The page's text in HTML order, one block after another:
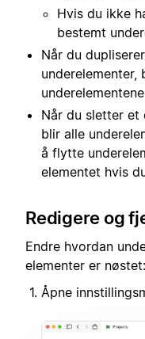
Hvis du ikke
bestemt
Når du
underelementer,
Når du sletter et
blir alle
å flytte
elementet hvis
Redigere og
Endre hvordan
elementer er nøstet:
Åpne